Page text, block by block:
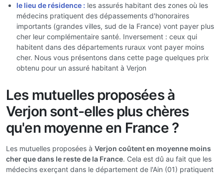
le lieu de résidence : les assurés habitant des zones où les
médecins pratiquent des dépassements d'honoraires
importants (grandes villes, sud de la France) vont payer plus
cher leur complémentaire santé. Inversement : ceux qui
habitent dans des départements ruraux vont payer moins
cher. Nous vous présentons dans cette page quelques prix
obtenu pour un assuré habitant à Verjon
Les mutuelles proposées à
Verjon sont-elles plus chères
qu'en moyenne en France ?
Les mutuelles proposées à Verjon coûtent en moyenne moins
cher que dans le reste de la France. Cela est dû au fait que les
médecins exerçant dans le département de l'Ain (01) pratiquent